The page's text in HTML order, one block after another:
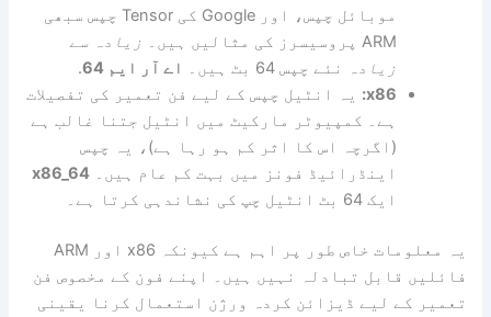
موبائل چپس، اور Google کی Tensor چپس سبھی
ARM پروسیسرز کی مثالیں ہیں۔
زیادہ سے
زیادہ
نئے چپس 64 بٹ ہیں۔ اے آر ایم 64
.
x86:
یہ انٹیل چپس کے لیے فن تعمیر کی تفصیلات
ہے۔ کمپیوٹر مارکیٹ میں انٹیل جتنا غالب ہے
(اگرچہ اس کا اثر کم ہو رہا ہے)، یہ چپس
اینڈرائیڈ فونز میں بہت کم عام ہیں۔x86_64
ایک 64 بٹ انٹیل چپ کی نشاندہی کرتا ہے۔
یہ معلومات خاص طور پر اہم ہے کیونکہ x86 اور ARM
فائلیں قابل تبادلہ نہیں ہیں۔ اپنے فون کے مخصوص فن
تعمیر کے لیے ڈیزائن کردہ ورژن استعمال کرنا یقینی